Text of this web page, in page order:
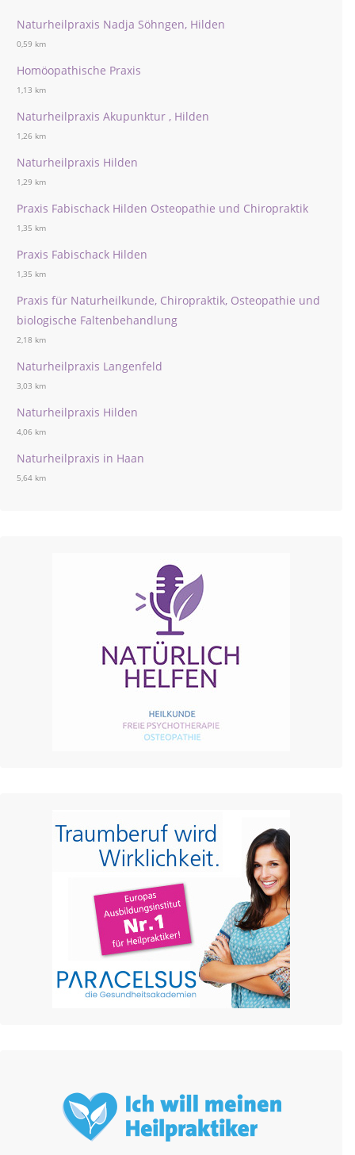
Naturheilpraxis Nadja Söhngen, Hilden
0,59 km
Homöopathische Praxis
1,13 km
Naturheilpraxis Akupunktur , Hilden
1,26 km
Naturheilpraxis Hilden
1,29 km
Praxis Fabischack Hilden Osteopathie und Chiropraktik
1,35 km
Praxis Fabischack Hilden
1,35 km
Praxis für Naturheilkunde, Chiropraktik, Osteopathie und
biologische Faltenbehandlung
2,18 km
Naturheilpraxis Langenfeld
3,03 km
Naturheilpraxis Hilden
4,06 km
Naturheilpraxis in Haan
5,64 km